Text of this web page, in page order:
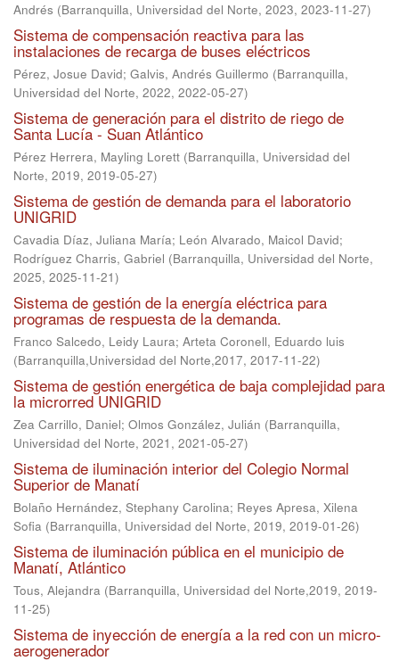
Andrés (Barranquilla, Universidad del Norte, 2023, 2023-11-27)
Sistema de compensación reactiva para las
instalaciones de recarga de buses eléctricos
Pérez, Josue David; Galvis, Andrés Guillermo (Barranquilla,
Universidad del Norte, 2022, 2022-05-27)
Sistema de generación para el distrito de riego de
Santa Lucía - Suan Atlántico
Pérez Herrera, Mayling Lorett (Barranquilla, Universidad del
Norte, 2019, 2019-05-27)
Sistema de gestión de demanda para el laboratorio
UNIGRID
Cavadia Díaz, Juliana María; León Alvarado, Maicol David;
Rodríguez Charris, Gabriel (Barranquilla, Universidad del Norte,
2025, 2025-11-21)
Sistema de gestión de la energía eléctrica para
programas de respuesta de la demanda.
Franco Salcedo, Leidy Laura; Arteta Coronell, Eduardo luis
(Barranquilla,Universidad del Norte,2017, 2017-11-22)
Sistema de gestión energética de baja complejidad para
la microrred UNIGRID
Zea Carrillo, Daniel; Olmos González, Julián (Barranquilla,
Universidad del Norte, 2021 , 2021-05-27)
Sistema de iluminación interior del Colegio Normal
Superior de Manatí
Bolaño Hernández, Stephany Carolina; Reyes Apresa, Xilena
Sofia (Barranquilla, Universidad del Norte, 2019, 2019-01-26)
Sistema de iluminación pública en el municipio de
Manatí, Atlántico
Tous, Alejandra (Barranquilla, Universidad del Norte,2019, 2019-
11-25)
Sistema de inyección de energía a la red con un micro-
aerogenerador